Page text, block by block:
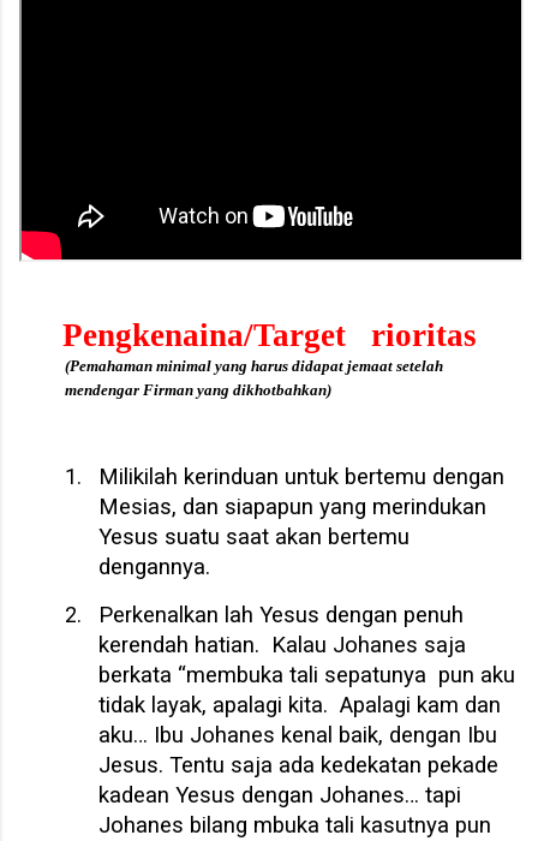
Pengkenaina/Target rioritas
(Pemahaman minimal yang harus didapat jemaat setelah
mendengar Firman yang dikhotbahkan)
1.
Milikilah kerinduan untuk bertemu dengan
Mesias, dan siapapun yang merindukan
Yesus suatu saat akan bertemu
dengannya.
2.
Perkenalkan lah Yesus dengan penuh
kerendah hatian. Kalau Johanes saja
berkata “membuka tali sepatunya pun aku
tidak layak, apalagi kita. Apalagi kam dan
aku… Ibu Johanes kenal baik, dengan Ibu
Jesus. Tentu saja ada kedekatan pekade
kadean Yesus dengan Johanes… tapi
Johanes bilang mbuka tali kasutnya pun